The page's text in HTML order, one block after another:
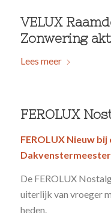
VELUX
Zonwering
Lees meer
FEROLUX
FEROLUX Nieuw bij
De FEROLUX
uiterlijk van vroeger
heden.